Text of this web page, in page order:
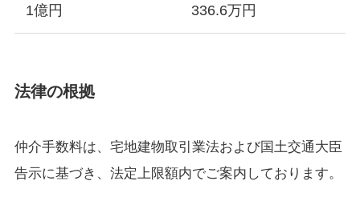
1億円 336.6万円
法律の根拠
仲介手数料は、宅地建物取引業法および国土交通大臣
告示に基づき、法定上限額内でご案内しております。